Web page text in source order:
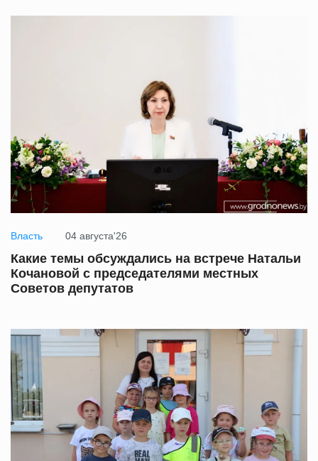
Власть 04 августа'26
Какие темы обсуждались на встрече Натальи
Кочановой с председателями местных
Советов депутатов